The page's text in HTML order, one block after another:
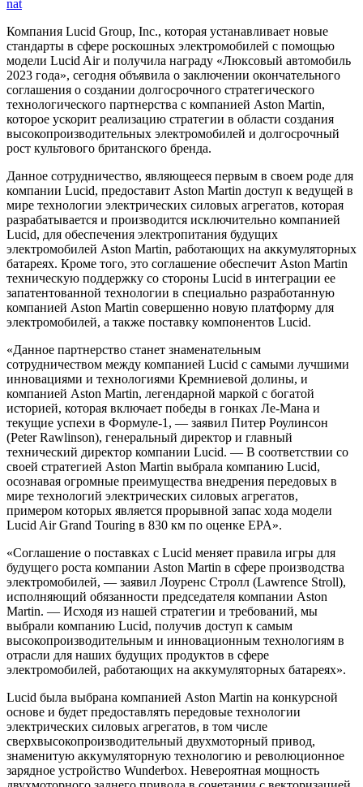
nat
Компания Lucid Group, Inc., которая устанавливает новые
стандарты в сфере роскошных электромобилей с помощью
модели Lucid Air и получила награду «Люксовый автомобиль
2023 года», сегодня объявила о заключении окончательного
соглашения о создании долгосрочного стратегического
технологического партнерства с компанией Aston Martin,
которое ускорит реализацию стратегии в области создания
высокопроизводительных электромобилей и долгосрочный
рост культового британского бренда.
Данное сотрудничество, являющееся первым в своем роде для
компании Lucid, предоставит Aston Martin доступ к ведущей в
мире технологии электрических силовых агрегатов, которая
разрабатывается и производится исключительно компанией
Lucid, для обеспечения электропитания будущих
электромобилей Aston Martin, работающих на аккумуляторных
батареях. Кроме того, это соглашение обеспечит Aston Martin
техническую поддержку со стороны Lucid в интеграции ее
запатентованной технологии в специально разработанную
компанией Aston Martin совершенно новую платформу для
электромобилей, а также поставку компонентов Lucid.
«Данное партнерство станет знаменательным
сотрудничеством между компанией Lucid с самыми лучшими
инновациями и технологиями Кремниевой долины, и
компанией Aston Martin, легендарной маркой с богатой
историей, которая включает победы в гонках Ле-Мана и
текущие успехи в Формуле-1, — заявил Питер Роулинсон
(Peter Rawlinson), генеральный директор и главный
технический директор компании Lucid. — В соответствии со
своей стратегией Aston Martin выбрала компанию Lucid,
осознавая огромные преимущества внедрения передовых в
мире технологий электрических силовых агрегатов,
примером которых является прорывной запас хода модели
Lucid Air Grand Touring в 830 км по оценке EPA».
«Соглашение о поставках с Lucid меняет правила игры для
будущего роста компании Aston Martin в сфере производства
электромобилей, — заявил Лоуренс Стролл (Lawrence Stroll),
исполняющий обязанности председателя компании Aston
Martin. — Исходя из нашей стратегии и требований, мы
выбрали компанию Lucid, получив доступ к самым
высокопроизводительным и инновационным технологиям в
отрасли для наших будущих продуктов в сфере
электромобилей, работающих на аккумуляторных батареях».
Lucid была выбрана компанией Aston Martin на конкурсной
основе и будет предоставлять передовые технологии
электрических силовых агрегатов, в том числе
сверхвысокопроизводительный двухмоторный привод,
знаменитую аккумуляторную технологию и революционное
зарядное устройство Wunderbox. Невероятная мощность